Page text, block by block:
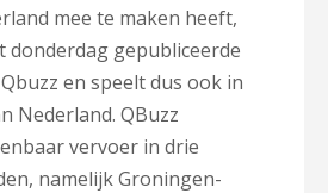
mee te maken heeft,
gepubliceerde
en speelt dus ook in
Nederland. QBuzz
vervoer in drie
namelijk Groningen-